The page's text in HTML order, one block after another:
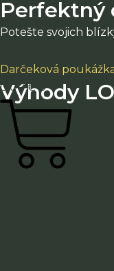
0,00€ 0
Perfektný
Potešte svojich
Darčeková
Výhody